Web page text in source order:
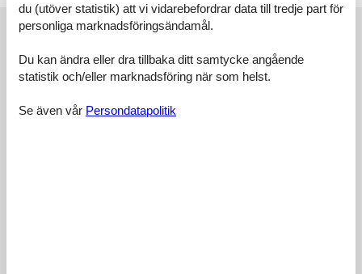
Externa recensioner
4,4
du (utöver statistik) att vi vidarebefordrar data till tredje part för
personliga marknadsföringsändamål.
Du kan ändra eller dra tillbaka ditt samtycke angående
statistik och/eller marknadsföring när som helst.
Se även vår Persondatapolitik